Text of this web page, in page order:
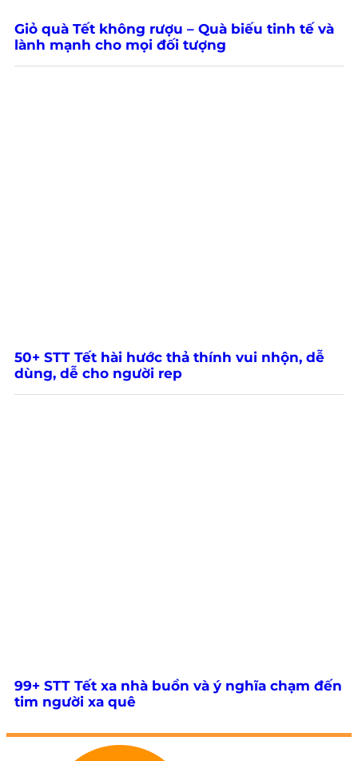
Giỏ quà Tết không rượu – Quà biếu tinh tế và
lành mạnh cho mọi đối tượng
50+ STT Tết hài hước thả thính vui nhộn, dễ
dùng, dễ cho người rep
99+ STT Tết xa nhà buồn và ý nghĩa chạm đến
tim người xa quê